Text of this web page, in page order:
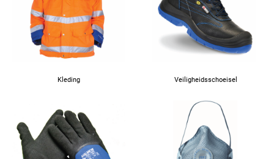
Kleding Veiligheidsschoeisel